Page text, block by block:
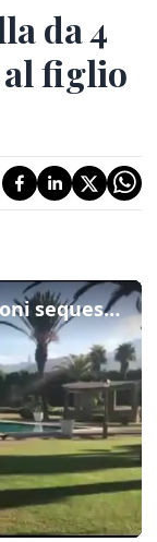
da 4
figlio
Palermo, la supervilla da 4 milioni sequestrata al figlio del boss Valenza